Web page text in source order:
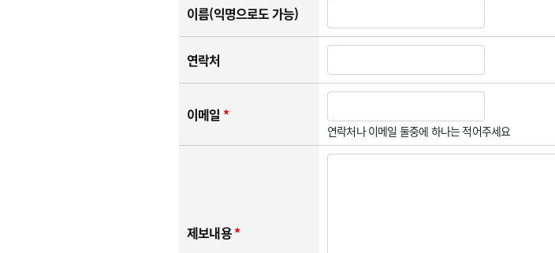
이름(익명으로도 가능)
연락처
이메일 *
연락처나 이메일 둘중에 하나는 적어주세요
제보내용*